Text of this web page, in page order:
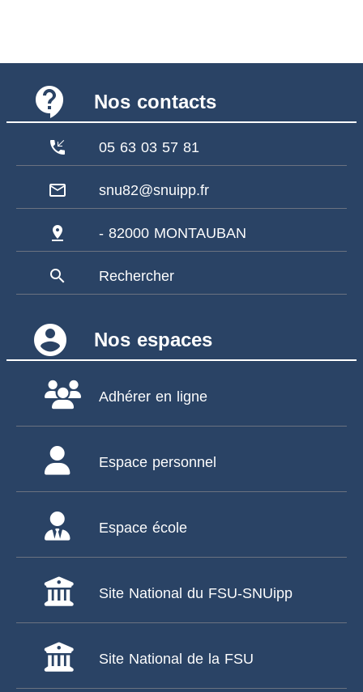
contact_support Nos contacts
phone_callback 05 63 03 57 81
mail_outline snu82@snuipp.fr
pin_drop - 82000 MONTAUBAN
search Rechercher
account_circle Nos espaces
Adhérer en ligne
Espace personnel
Espace école
Site National du FSU-SNUipp
Site National de la FSU